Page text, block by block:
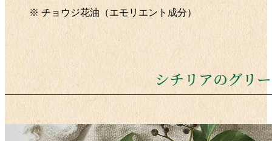
※ チョウジ花油（エモリエント成分）
シチリアのグリ